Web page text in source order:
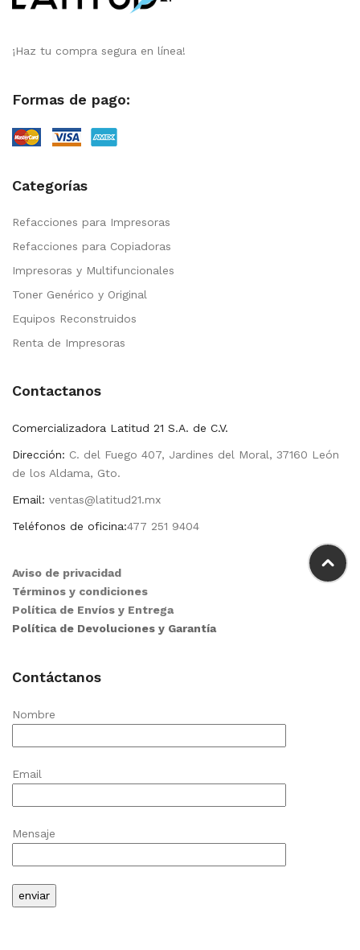
¡Haz tu compra segura en línea!
Formas de pago:
Categorías
Refacciones para Impresoras
Refacciones para Copiadoras
Impresoras y Multifuncionales
Toner Genérico y Original
Equipos Reconstruidos
Renta de Impresoras
Contactanos
Comercializadora Latitud 21 S.A. de C.V.
Dirección: C. del Fuego 407, Jardines del Moral, 37160 León
de los Aldama, Gto.
Email: ventas@latitud21.mx
Teléfonos de oficina:477 251 9404
Aviso de privacidad
Términos y condiciones
Política de Envíos y Entrega
Política de Devoluciones y Garantía
Contáctanos
Nombre
Email
Mensaje